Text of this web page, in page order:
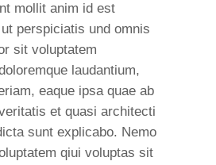
mollit anim id est
perspiciatis und omnis
sit voluptatem
laudantium,
eaque ipsa quae ab
et quasi architecti
sunt explicabo. Nemo
qiui voluptas sit